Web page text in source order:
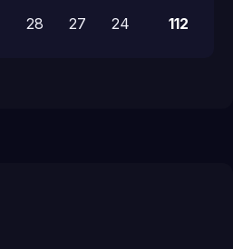
28 27 24 112